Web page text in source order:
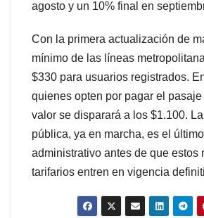
agosto y un 10% final en
Con la primera actualización de
mínimo de las líneas
$330 para usuarios registrados.
quienes opten por pagar el pasaje
valor se disparará a los $1.100.
pública, ya en marcha, es el
administrativo antes de que estos
tarifarios entren en vigencia